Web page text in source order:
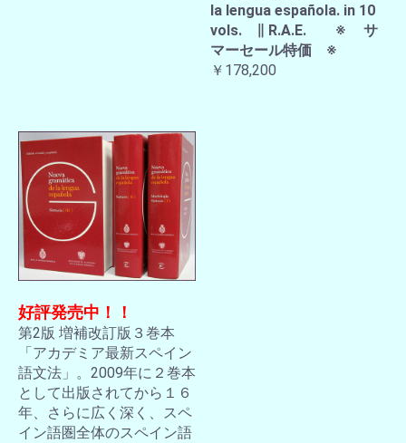
la lengua española. in 10
vols. ∥ R.A.E. ※ サ
マーセール特価 ※
￥178,200
好評発売中！！
第2版 増補改訂版３巻本
「アカデミア最新スペイン
語文法」。2009年に２巻本
として出版されてから１６
年、さらに広く深く、スペ
イン語圏全体のスペイン語